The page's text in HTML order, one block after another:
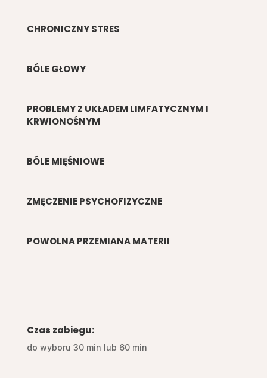
CHRONICZNY STRES
BÓLE GŁOWY
PROBLEMY Z UKŁADEM LIMFATYCZNYM I
KRWIONOŚNYM
BÓLE MIĘŚNIOWE
ZMĘCZENIE PSYCHOFIZYCZNE
POWOLNA PRZEMIANA MATERII
Czas zabiegu:
do wyboru 30 min lub 60 min